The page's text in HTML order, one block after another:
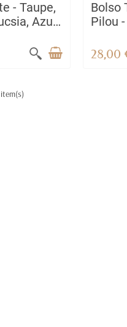
- Taupe,
Azul,
Bolso
Pilou
28,00